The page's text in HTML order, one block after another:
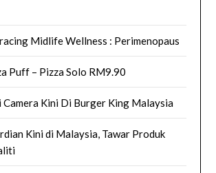
Midlife Wellness : Perimenopaus
Puff – Pizza Solo RM9.90
Camera Kini Di Burger King Malaysia
Kini di Malaysia, Tawar Produk